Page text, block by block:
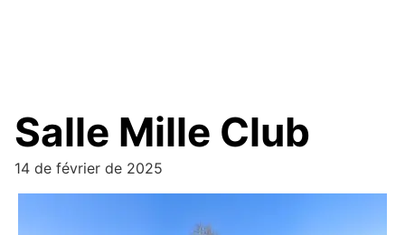
Salle Mille Club
14 de février de 2025